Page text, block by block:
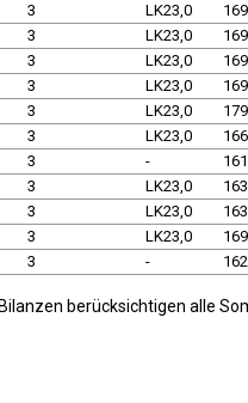
3 LK23,0
3 LK23,0
3 LK23,0
3 LK23,0
3 LK23,0
3 LK23,0
3 -
3 LK23,0
3 LK23,0
3 LK23,0
3 -
berücksichtigen alle